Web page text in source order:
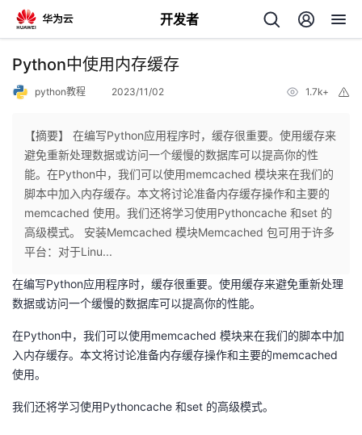
开发者
返
个
人
页
我
开
发
Python中使用内存缓存
python教程 2023/11/02 1.7k+
【摘要】 在编写Python应用程序时，缓存很重要。使用缓存来
避免重新处理数据或访问一个缓慢的数据库可以提高你的性
能。在Python中，我们可以使用memcached 模块来在我们的
脚本中加入内存缓存。本文将讨论准备内存缓存操作和主要的
memcached 使用。我们还将学习使用Pythoncache 和set 的
高级模式。 安装Memcached 模块Memcached 包可用于许多
平台：对于Linu...
在编写Python应用程序时，缓存很重要。使用缓存来避免重新处理
数据或访问一个缓慢的数据库可以提高你的性能。
在Python中，我们可以使用memcached 模块来在我们的脚本中加
入内存缓存。本文将讨论准备内存缓存操作和主要的memcached
使用。
我们还将学习使用Pythoncache 和set 的高级模式。